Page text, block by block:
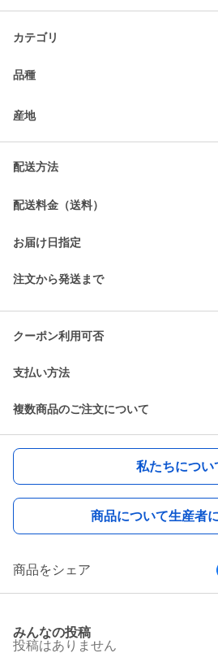
カテゴリ
品種
産地
配送方法
配送料金（送料）
お届け日指定
注文から発送まで
クーポン利用可否
支払い方法
複数商品のご注文について
私たちについ
商品について生産者
商品をシェア
みんなの投稿
投稿はありません